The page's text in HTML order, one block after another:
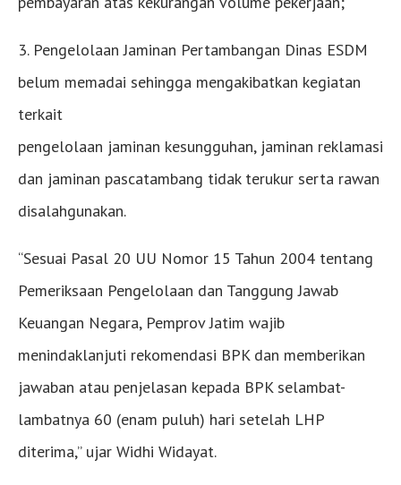
3. Pengelolaan Jaminan Pertambangan Dinas ESDM
belum memadai sehingga mengakibatkan kegiatan
terkait
pengelolaan jaminan kesungguhan, jaminan reklamasi
dan jaminan pascatambang tidak terukur serta rawan
disalahgunakan.
“Sesuai Pasal 20 UU Nomor 15 Tahun 2004 tentang
Pemeriksaan Pengelolaan dan Tanggung Jawab
Keuangan Negara, Pemprov Jatim wajib
menindaklanjuti rekomendasi BPK dan memberikan
jawaban atau penjelasan kepada BPK selambat-
lambatnya 60 (enam puluh) hari setelah LHP
diterima,” ujar Widhi Widayat.